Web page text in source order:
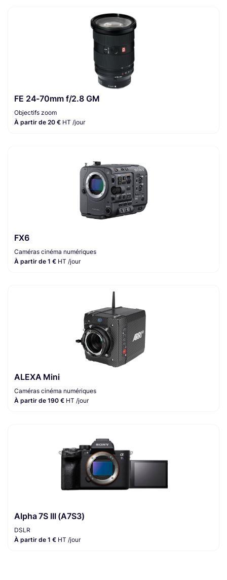
FE 24-70mm f/2.8 GM
Objectifs zoom
À partir de 20 € HT /jour
FX6
Caméras cinéma numériques
À partir de 1 € HT /jour
ALEXA Mini
Caméras cinéma numériques
À partir de 190 € HT /jour
Alpha 7S III (A7S3)
DSLR
À partir de 1 € HT /jour